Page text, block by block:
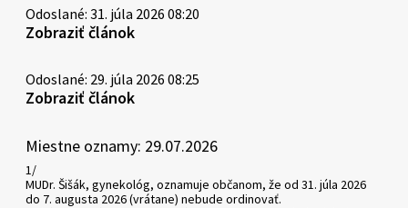
Odoslané: 31. júla 2026 08:20
Zobraziť článok
Odoslané: 29. júla 2026 08:25
Zobraziť článok
Miestne oznamy: 29.07.2026
1/
MUDr. Šišák, gynekológ, oznamuje občanom, že od 31. júla 2026
do 7. augusta 2026 (vrátane) nebude ordinovať.